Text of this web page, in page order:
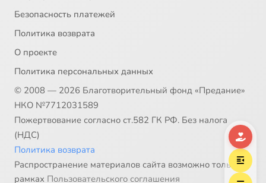
Безопасность платежей
Политика возврата
О проекте
Политика персональных данных
© 2008 — 2026 Благотворительный фонд «Предание»
НКО №7712031589
Пожертвование согласно ст.582 ГК РФ. Без налога
(НДС)
Политика возврата
Распространение материалов сайта возможно только в
рамках Пользовательского соглашения